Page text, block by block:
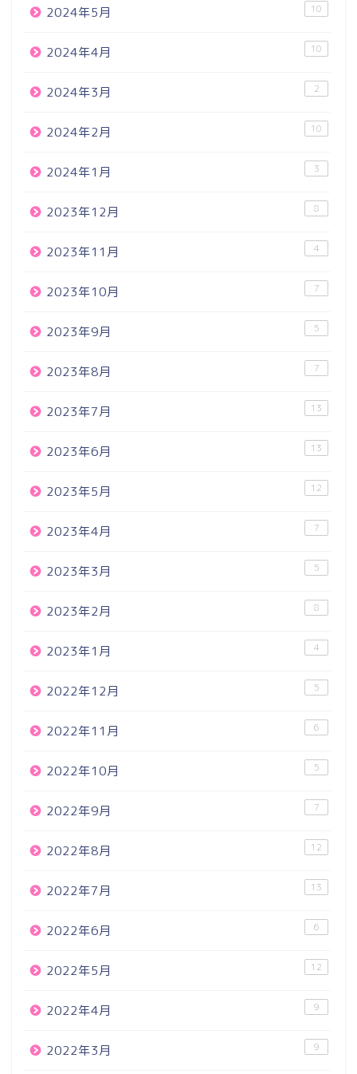
2024年5月 10
2024年4月 10
2024年3月 2
2024年2月 10
2024年1月 3
2023年12月 8
2023年11月 4
2023年10月 7
2023年9月 5
2023年8月 7
2023年7月 13
2023年6月 13
2023年5月 12
2023年4月 7
2023年3月 5
2023年2月 8
2023年1月 4
2022年12月 5
2022年11月 6
2022年10月 5
2022年9月 7
2022年8月 12
2022年7月 13
2022年6月 6
2022年5月 12
2022年4月 9
2022年3月 9